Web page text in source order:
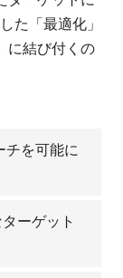
た「最適化」
に結び付くの
チを可能に
ーゲット